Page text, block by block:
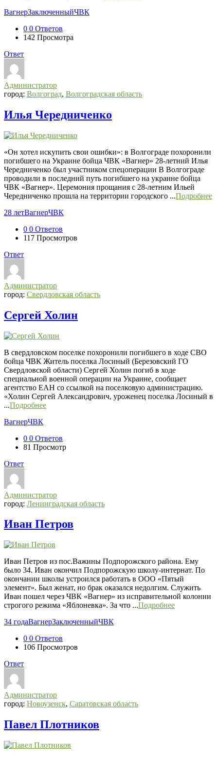
ВагнерЗаключенныйЧВК
0 0 Ответов
142 Просмотра
Ответ
Администратор
город: Волгоград, Волгоградская область
Илья Чередниченко
«Он хотел искупить свои ошибки»: в Волгограде похоронили
погибшего на Украине бойца ЧВК «Вагнер» 28-летний Илья
Чередниченко был участником спецоперации В Волгограде
проводили в последний путь погибшего на украине бойца
ЧВК «Вагнер». Церемония прощания с 28-летним Ильей
Чередниченко прошла на территории городского ...Подробнее
28 летВагнерЧВК
0 0 Ответов
117 Просмотров
Ответ
Администратор
город: Свердловская область
Сергей Холин
В свердловском поселке похоронили погибшего в ходе СВО
бойца ЧВК Житель поселка Лосиный (Березовский ГО
Свердловской области) Сергей Холин погиб в ходе
специальной военной операции на Украине, сообщает
агентство ЕАН со ссылкой на поселковую администрацию.
«Холин Сергей Александрович, уроженец поселка Лосиный в
...Подробнее
ВагнерЧВК
0 0 Ответов
81 Просмотр
Ответ
Администратор
город: Ленинградская область
Иван Петров
Иван Петров из пос.Важины Подпорожского района. Ему
было 34. Иван окончил Подпорожскую школу-интернат. По
окончании школы устроился работать в ООО «Пятый
элемент». Был женат, но брак оказался недолгим. Служить
Иван пошел через ЧВК «Вагнер» из исправительной колонии
строгого режима «Яблоневка». За что ...Подробнее
34 годаВагнерЗаключенныйЧВК
0 0 Ответов
106 Просмотров
Ответ
Администратор
город: Новоузенск, Саратовская область
Павел Плотников